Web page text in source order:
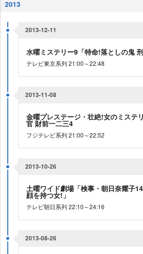
2013
2013-12-11
水曜ミステリー9「特命!落としの鬼
テレビ東京系列 21:00～22:48
2013-11-08
金曜プレステージ・壮絶!女のミステ
官 財前一二三4
フジテレビ系列 21:00～22:52
2013-10-26
土曜ワイド劇場「検事・朝日奈耀子
顔を持つ女!」
テレビ朝日系列 22:10～24:16
2013-08-26